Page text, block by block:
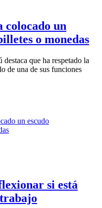
colocado un
o monedas
que ha respetado la
de una de sus funciones
si está